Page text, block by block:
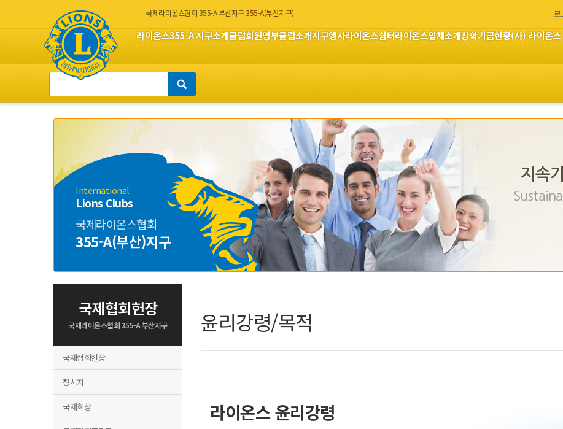
국제라이온스협회 355-A 부산지구355-A(부산지구) 로
라이온스355-A 지구소개클럽회원명부클럽소개지구행사라이온스쉼터라이온스업체소개장학기금현황(사) 라이온
International
Lions Clubs
국제라이온스협회
355-A(부산)지구
지속
국제협회헌장
국제라이온스협회 355-A 부산지구
국제협회헌장
창시자
국제회장
윤리강령/목적
라이온스 윤리강령